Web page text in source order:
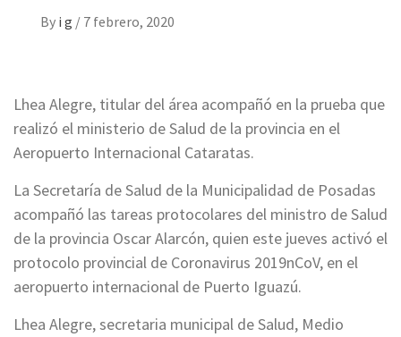
By i g / 7 febrero, 2020
Lhea Alegre, titular del área acompañó en la prueba que
realizó el ministerio de Salud de la provincia en el
Aeropuerto Internacional Cataratas.
La Secretaría de Salud de la Municipalidad de Posadas
acompañó las tareas protocolares del ministro de Salud
de la provincia Oscar Alarcón, quien este jueves activó el
protocolo provincial de Coronavirus 2019nCoV, en el
aeropuerto internacional de Puerto Iguazú.
Lhea Alegre, secretaria municipal de Salud, Medio